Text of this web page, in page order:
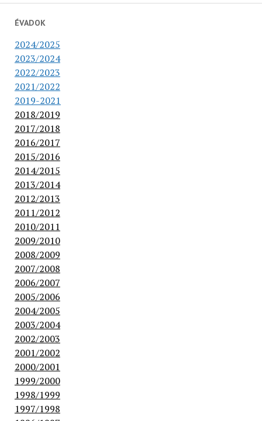
ÉVADOK
2024/2025
2023/2024
2022/2023
2021/2022
2019-2021
2018/2019
2017/2018
2016/2017
2015/2016
2014/2015
2013/2014
2012/2013
2011/2012
2010/2011
2009/2010
2008/2009
2007/2008
2006/2007
2005/2006
2004/2005
2003/2004
2002/2003
2001/2002
2000/2001
1999/2000
1998/1999
1997/1998